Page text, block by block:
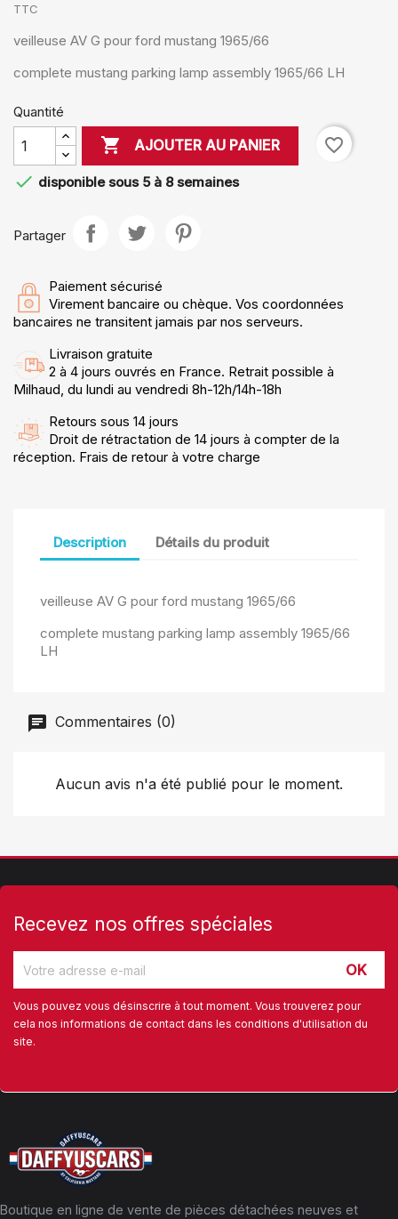
TTC
veilleuse AV G pour ford mustang 1965/66
complete mustang parking lamp assembly 1965/66 LH
Quantité
 AJOUTER AU PANIER
favorite_border
 disponible sous 5 à 8 semaines
Partager
Paiement sécurisé
Virement bancaire ou chèque. Vos coordonnées
bancaires ne transitent jamais par nos serveurs.
Livraison gratuite
2 à 4 jours ouvrés en France. Retrait possible à
Milhaud, du lundi au vendredi 8h-12h/14h-18h
Retours sous 14 jours
Droit de rétractation de 14 jours à compter de la
réception. Frais de retour à votre charge
Description Détails du produit
veilleuse AV G pour ford mustang 1965/66
complete mustang parking lamp assembly 1965/66
LH
Commentaires (0)
Aucun avis n'a été publié pour le moment.
Recevez nos offres spéciales
Vous pouvez vous désinscrire à tout moment. Vous trouverez pour
cela nos informations de contact dans les conditions d'utilisation du
site.
Boutique en ligne de vente de pièces détachées neuves et